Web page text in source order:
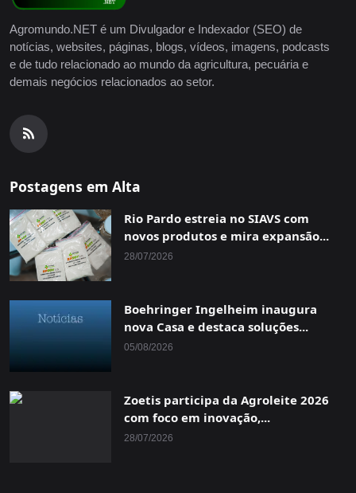
Agromundo.NET é um Divulgador e Indexador (SEO) de
notícias, websites, páginas, blogs, vídeos, imagens, podcasts
e de tudo relacionado ao mundo da agricultura, pecuária e
demais negócios relacionados ao setor.
Postagens em Alta
Rio Pardo estreia no SIAVS com
novos produtos e mira expansão...
28/07/2026
Boehringer Ingelheim inaugura
nova Casa e destaca soluções...
05/08/2026
Zoetis participa da Agroleite 2026
com foco em inovação,...
28/07/2026